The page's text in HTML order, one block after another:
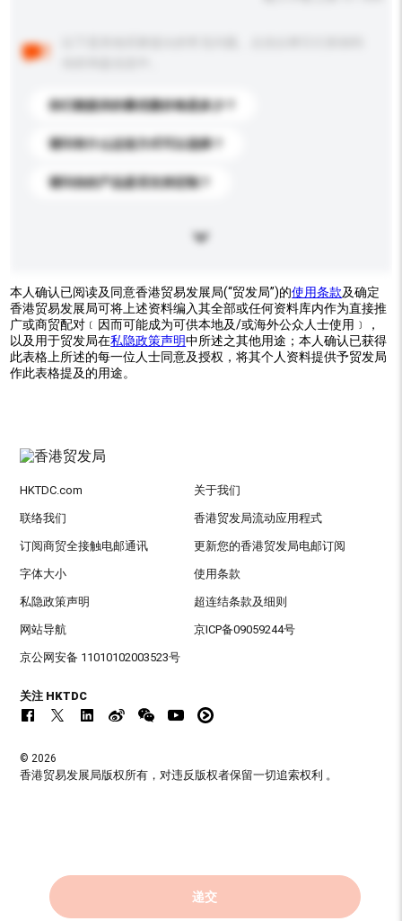
你们能提供的最优惠价格是多少？
请问有什么运送方式可以选择？
请问你的产品是否支持定制？
本人确认已阅读及同意香港贸易发展局(“贸发局”)的使用条款及确定
香港贸易发展局可将上述资料编入其全部或任何资料库内作为直接推
广或商贸配对﹝因而可能成为可供本地及/或海外公众人士使用﹞，
以及用于贸发局在私隐政策声明中所述之其他用途；本人确认已获得
此表格上所述的每一位人士同意及授权，将其个人资料提供予贸发局
作此表格提及的用途。
递交
HKTDC.com 关于我们
联络我们 香港贸发局流动应用程式
订阅商贸全接触电邮通讯 更新您的香港贸发局电邮订阅
字体大小 使用条款
私隐政策声明 超连结条款及细则
网站导航 京ICP备09059244号
京公网安备 11010102003523号
关注 HKTDC
© 2026
香港贸易发展局版权所有，对违反版权者保留一切追索权利 。